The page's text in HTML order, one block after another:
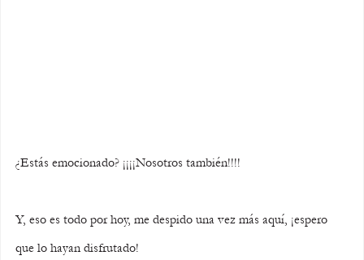
¿Estás emocionado? ¡¡¡¡Nosotros también!!!!
Y, eso es todo por hoy, me despido una vez más aquí, ¡espero
que lo hayan disfrutado!